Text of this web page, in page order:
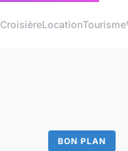
CroisièreLocationTourisme
BON PLAN